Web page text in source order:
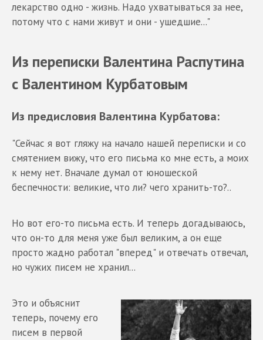
лекарство одно - жизнь. Надо ухватываться за нее,
потому что с нами живут и они - ушедшие..."
Из переписки Валентина Распутина
с Валентином Курбатовым
Из предисловия Валентина Курбатова:
"Сейчас я вот гляжу на начало нашей переписки и со
смятением вижу, что его письма ко мне есть, а моих
к нему нет. Вначале думал от юношеской
беспечности: великие, что ли? чего хранить-то?..
Но вот его-то письма есть. И теперь догадываюсь,
что он-то для меня уже был великим, а он еще
просто жадно работал "вперед" и отвечать отвечал,
но чужих писем не хранил...
Это и объяснит
теперь, почему его
писем в первой